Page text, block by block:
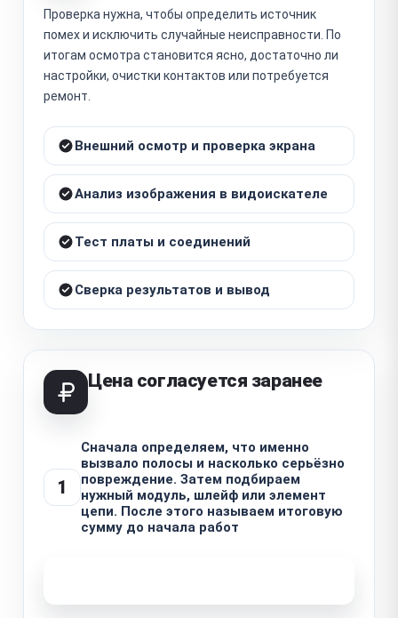
Проверка нужна, чтобы определить источник
помех и исключить случайные неисправности. По
итогам осмотра становится ясно, достаточно ли
настройки, очистки контактов или потребуется
ремонт.
Внешний осмотр и проверка экрана
Анализ изображения в видоискателе
Тест платы и соединений
Сверка результатов и вывод
Цена согласуется заранее
1
Сначала определяем, что именно
вызвало полосы и насколько серьёзно
повреждение. Затем подбираем
нужный модуль, шлейф или элемент
цепи. После этого называем итоговую
сумму до начала работ